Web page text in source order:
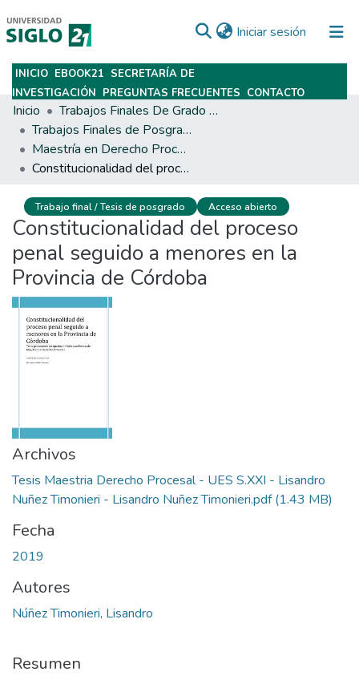
Iniciar sesión (current)
Subir
INICIO EBOOK21 SECRETARÍA DE
INVESTIGACIÓN PREGUNTAS FRECUENTES CONTACTO
Inicio
Trabajos Finales De Grado Y Posgrado
Trabajos Finales de Posgrados y Maestrías
Maestría en Derecho Procesal
Constitucionalidad del proceso penal seguido a menores en la Provincia de Córdoba
Trabajo final / Tesis de posgrado Acceso abierto
Constitucionalidad del proceso
penal seguido a menores en la
Provincia de Córdoba
Archivos
Tesis Maestria Derecho Procesal - UES S.XXI - Lisandro
Nuñez Timonieri - Lisandro Nuñez Timonieri.pdf(1.43 MB)
Fecha
2019
Autores
Núñez Timonieri, Lisandro
Resumen